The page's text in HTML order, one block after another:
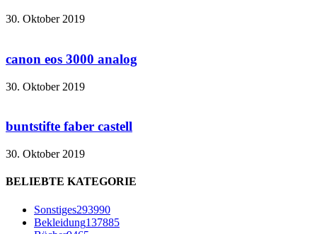
30. Oktober 2019
canon eos 3000 analog
30. Oktober 2019
buntstifte faber castell
30. Oktober 2019
BELIEBTE KATEGORIE
Sonstiges293990
Bekleidung137885